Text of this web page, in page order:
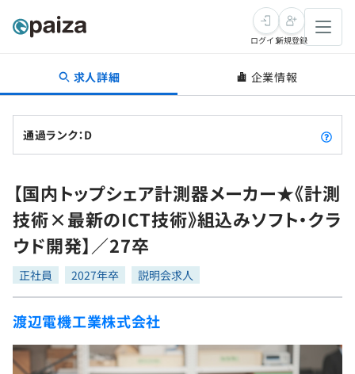
転職・キャリア
転職成功ガイド
転職エージェント
インタビュー
転職成功ガイド
新卒就活
求人検索
本選考
インターン
新卒エージェント
イベント・セミナー
学習
問題集
4択課題
ナレッジ
プログラミング言語
評価結果一覧
ゲーム・マンガ
Tech Team Journal
paizaとは？
ログイン新規登録
求人詳細 企業情報
通過ランク：D
【国内トップシェア計測器メーカー★《計測
技術×最新のICT技術》組込みソフト・クラ
ウド開発】／27卒
正社員 2027年卒 説明会求人
渡辺電機工業株式会社